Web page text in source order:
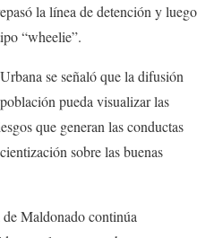
la línea de detención y luego
“wheelie”.
se señaló que la difusión
pueda visualizar las
que generan las conductas
sobre las buenas
Maldonado continúa